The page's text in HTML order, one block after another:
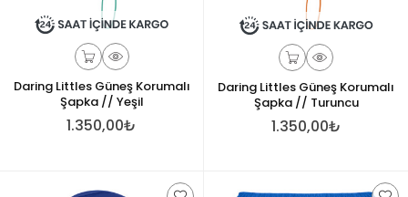
Daring Littles Güneş Korumalı
Şapka // Yeşil
1.350,00₺
Daring Littles Güneş Korumalı
Şapka // Turuncu
1.350,00₺